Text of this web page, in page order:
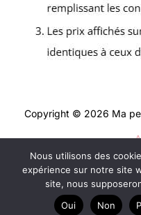
Copyright © 2026 Ma
Politique
Nous utilisons des
expérience sur notre site
site, nous
Oui
Non